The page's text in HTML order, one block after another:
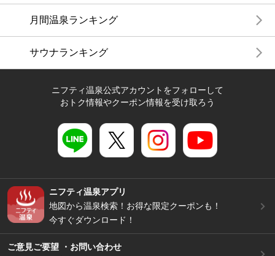
月間温泉ランキング
サウナランキング
ニフティ温泉公式アカウントをフォローして
おトク情報やクーポン情報を受け取ろう
ニフティ温泉アプリ
地図から温泉検索！お得な限定クーポンも！
今すぐダウンロード！
ご意見ご要望 ・お問い合わせ